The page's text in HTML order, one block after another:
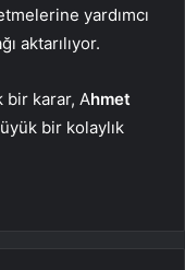
yardımcı
aktarılıyor.
bir karar, Ahmet
bir kolaylık